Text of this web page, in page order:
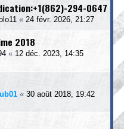
294-0647
« 24 févr. 2026, 21:27
2018
« 12 déc. 2023, 14:35
« 30 août 2018, 19:42